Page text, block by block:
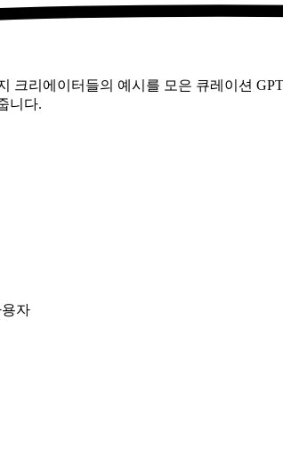
크리에이터들의 예시를 모은 큐레이션
니다.
자